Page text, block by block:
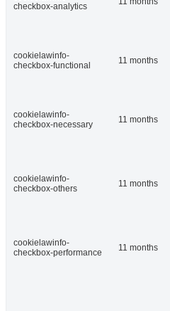
checkbox-analytics
cookielawinfo-
checkbox-functional
11 months
cookielawinfo-
checkbox-necessary
11 months
cookielawinfo-
checkbox-others
11 months
cookielawinfo-
checkbox-performance
11 months